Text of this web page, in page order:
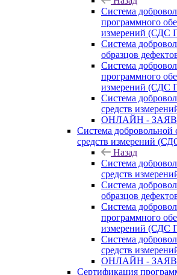
Система
программного
измерений
Система
образцов
Система
программного
измерений
Система
средств
ОНЛАЙН -
Система добровольной
средств измерений
Назад
Система
средств
Система
образцов
Система
программного
измерений
Система
средств
ОНЛАЙН -
Сертификация